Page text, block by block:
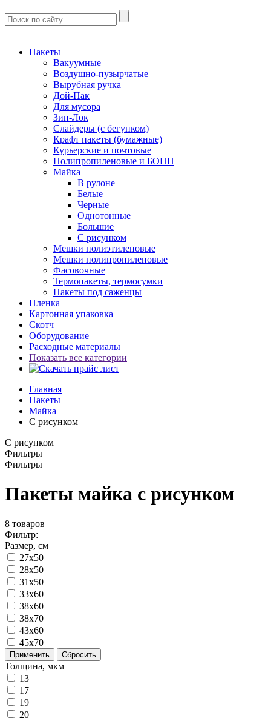
Пакеты
Вакуумные
Воздушно-пузырчатые
Вырубная ручка
Дой-Пак
Для мусора
Зип-Лок
Слайдеры (с бегунком)
Крафт пакеты (бумажные)
Курьерские и почтовые
Полипропиленовые и БОПП
Майка
В рулоне
Белые
Черные
Однотонные
Большие
С рисунком
Мешки полиэтиленовые
Мешки полипропиленовые
Фасовочные
Термопакеты, термосумки
Пакеты под саженцы
Пленка
Картонная упаковка
Скотч
Оборудование
Расходные материалы
Показать все категории
Главная
Пакеты
Майка
С рисунком
С рисунком
Фильтры
Фильтры
Пакеты майка с рисунком
8 товаров
Фильтр:
Размер, см
27x50
28x50
31x50
33x60
38x60
38x70
43x60
45x70
Применить Сбросить
Толщина, мкм
13
17
19
20